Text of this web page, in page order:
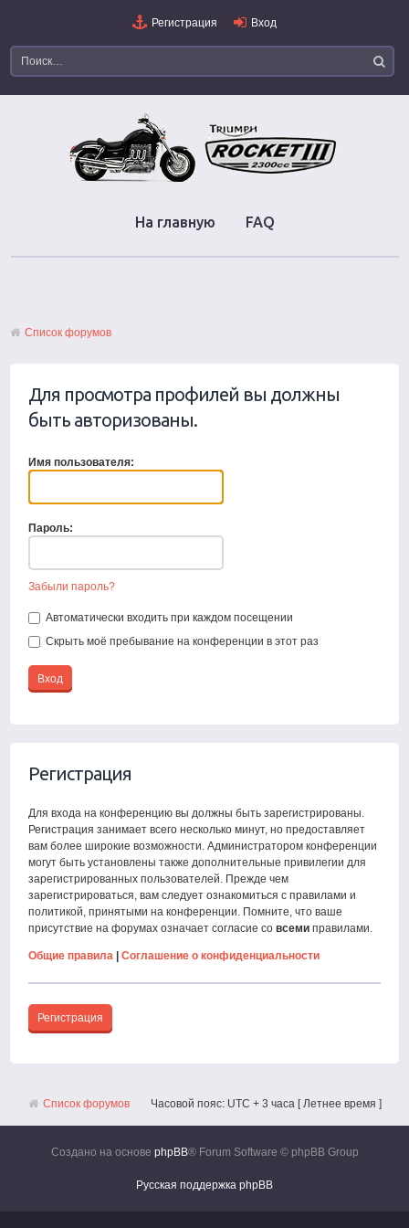
Регистрация Вход
На главную FAQ
Список форумов
Для просмотра профилей вы должны
быть авторизованы.
Имя пользователя:
Пароль:
Забыли пароль?
Автоматически входить при каждом посещении
Скрыть моё пребывание на конференции в этот раз
Регистрация
Для входа на конференцию вы должны быть зарегистрированы.
Регистрация занимает всего несколько минут, но предоставляет
вам более широкие возможности. Администратором конференции
могут быть установлены также дополнительные привилегии для
зарегистрированных пользователей. Прежде чем
зарегистрироваться, вам следует ознакомиться с правилами и
политикой, принятыми на конференции. Помните, что ваше
присутствие на форумах означает согласие совсеми правилами.
Общие правила |Соглашение о конфиденциальности
Регистрация
Список форумов Часовой пояс: UTC + 3 часа [ Летнее время ]
Создано на основе phpBB® Forum Software © phpBB Group
Русская поддержка phpBB